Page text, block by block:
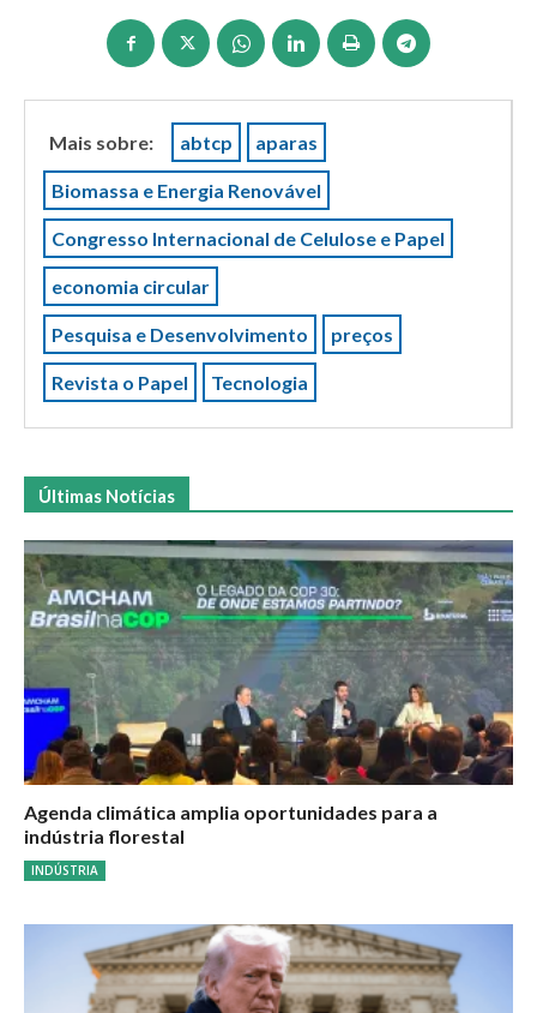
Mais sobre: abtcp aparas
Biomassa e Energia Renovável
Congresso Internacional de Celulose e Papel
economia circular
Pesquisa e Desenvolvimento preços
Revista o Papel Tecnologia
Últimas Notícias
Agenda climática amplia oportunidades para a
indústria florestal
INDÚSTRIA